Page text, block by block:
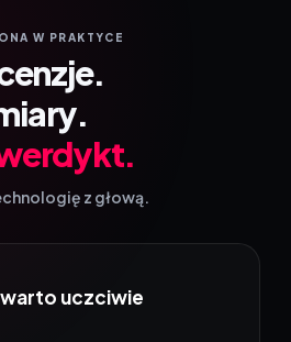
W PRAKTYCE
z głową.
uczciwie